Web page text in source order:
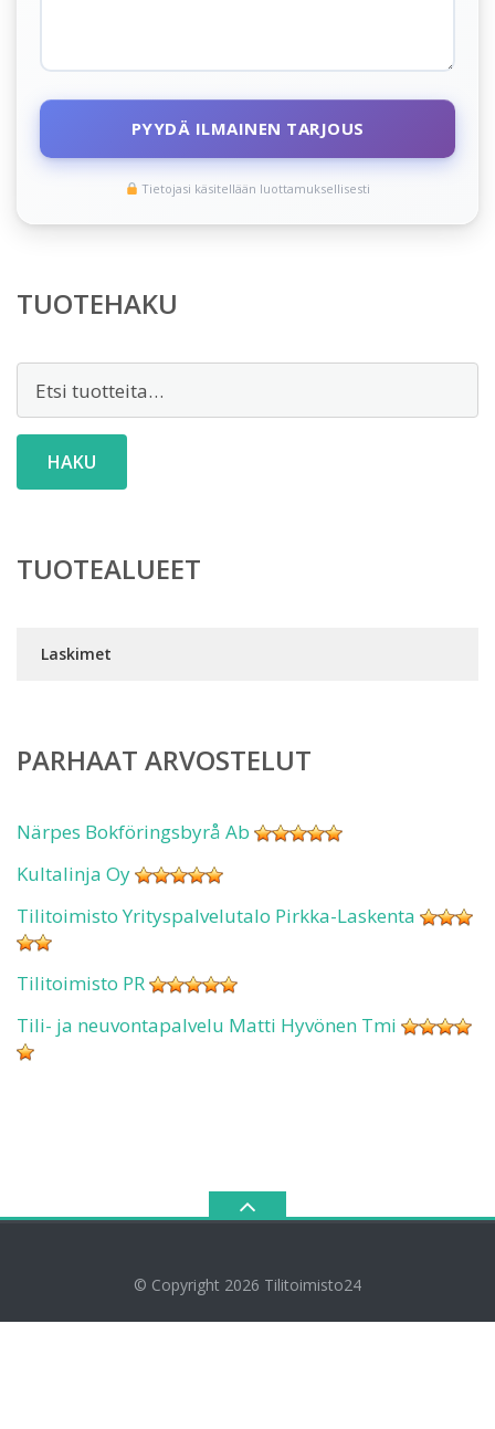
PYYDÄ ILMAINEN TARJOUS
Tietojasi käsitellään luottamuksellisesti
TUOTEHAKU
HAKU
TUOTEALUEET
Laskimet
PARHAAT ARVOSTELUT
Närpes Bokföringsbyrå Ab
Kultalinja Oy
Tilitoimisto Yrityspalvelutalo Pirkka-Laskenta
Tilitoimisto PR
Tili- ja neuvontapalvelu Matti Hyvönen Tmi
© Copyright 2026 Tilitoimisto24